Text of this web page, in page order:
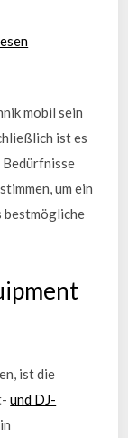
mobil sein
ist es
Bedürfnisse
um ein
bestmögliche
ist die
und DJ-